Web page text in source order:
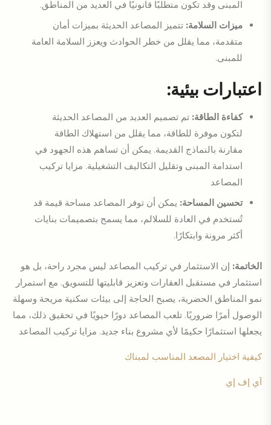
المبنى وقد تكون متطلبًا قانونيًا في العديد من المناطق.
ميزات السلامة: تتميز المصاعد الحديثة بميزات أمان
متقدمة، مما يقلل من خطر الحوادث ويعزز السلامة العامة
للمبنى.
اعتبارات بيئية:
كفاءة الطاقة: تم تصميم العديد من المصاعد الحديثة
لتكون موفرة للطاقة، مما يقلل من استهلاك الطاقة
مقارنة بالنماذج القديمة. يمكن أن تساهم هذه الجهود في
استدامة المبنى وتقليل التكاليف التشغيلية. مزايا تركيب
المصاعد
تحسين المساحة: يمكن أن توفر المصاعد مساحة قيمة قد
تُستخدم في العادة للسلالم، مما يسمح بتصميمات بنايات
أكثر مرونة وابتكارًا.
الخاتمة: إن الاستثمار في تركيب المصاعد ليس مجرد راحة، بل هو
استثمار في مستقبل العقارات وتعزيز قابليتها للتسويق. مع استمرار
نمو المناطق الحضرية، يصبح الحاجة إلى بيئات سكنية مريحة وسهلة
الوصول أمرًا ضروريًا. تلعب المصاعد دورًا حيويًا في تحقيق ذلك، مما
يجعلها استثمارًا حكيمًا لأي مشروع بناء جديد. مزايا تركيب المصاعد
كيفية اختيار المصعد المناسب لمبناك
آي إف إي